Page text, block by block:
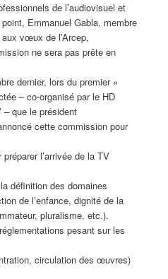
de l’audiovisuel et
Emmanuel Gabla, membre
vœux de l’Arcep,
ne sera pas prête en
dernier, lors du premier «
– co-organisé par le HD
– que le président
cette commission pour
l’arrivée de la TV
définition des domaines
de l’enfance, dignité de la
pluralisme, etc.).
pesant sur les
circulation des œuvres)